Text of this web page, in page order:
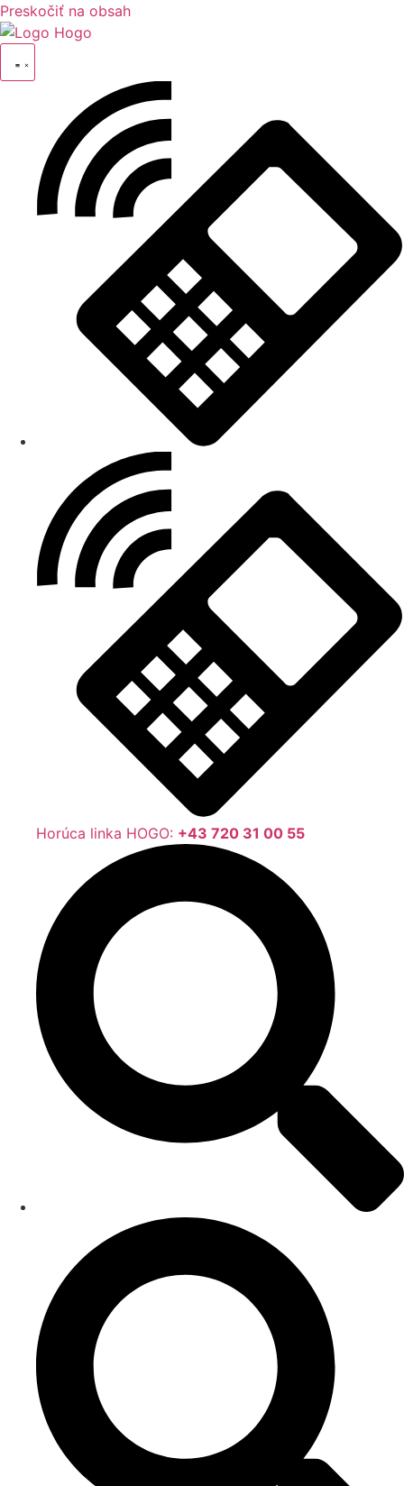
Preskočiť na obsah
Horúca linka HOGO: +43 720 31 00 55